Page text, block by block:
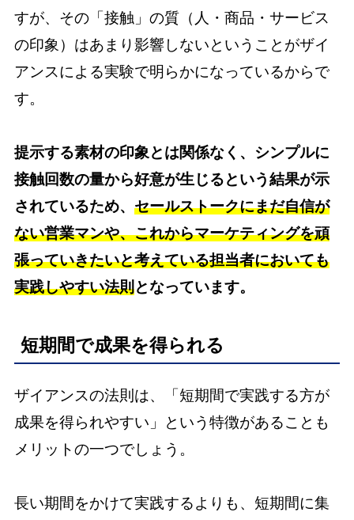
すが、その「接触」の質（人・商品・サービス
の印象）はあまり影響しないということがザイ
アンスによる実験で明らかになっているからで
す。
提示する素材の印象とは関係なく、シンプルに
接触回数の量から好意が生じるという結果が示
されているため、 セールストークにまだ自信が
ない営業マンや、これからマーケティングを頑
張っていきたいと考えている担当者においても
実践しやすい法則となっています。
短期間で成果を得られる
ザイアンスの法則は、「短期間で実践する方が
成果を得られやすい」という特徴があることも
メリットの一つでしょう。
長い期間をかけて実践するよりも、短期間に集